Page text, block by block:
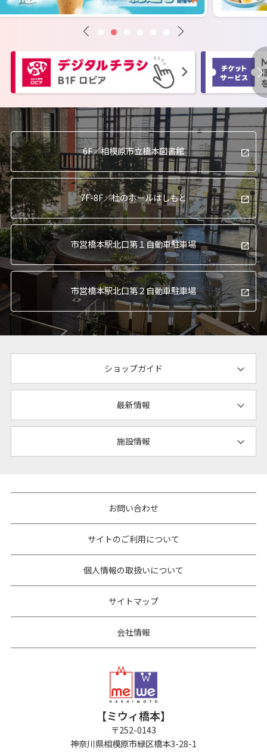
6F／相模原市立橋本図書館
7F-8F／杜のホールはしもと
市営橋本駅北口第１自動車駐車場
市営橋本駅北口第２自動車駐車場
ショップガイド
最新情報
施設情報
お問い合わせ
サイトのご利用について
個人情報の取扱いについて
サイトマップ
会社情報
【ミウィ橋本】
〒252-0143
神奈川県相模原市緑区橋本3-28-1